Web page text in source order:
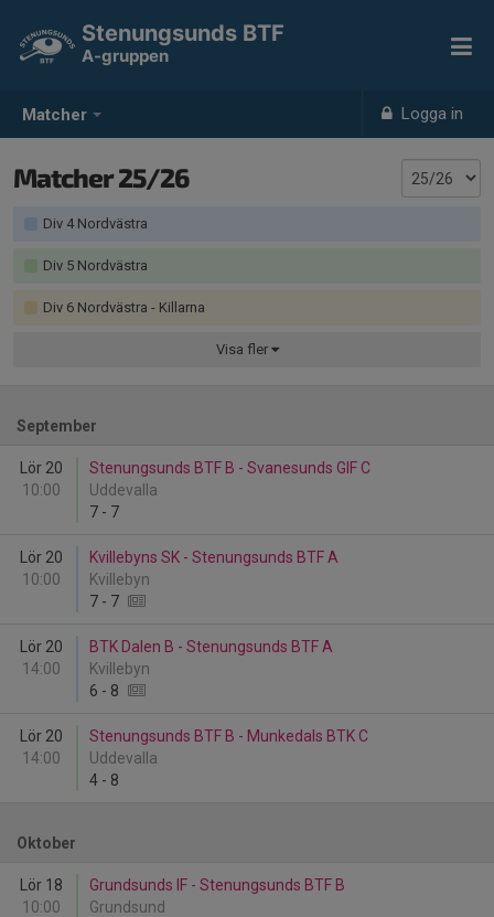
Matcher Logga in
Stenungsunds BTF
A-gruppen
Matcher 25/26
Div 4 Nordvästra
Div 5 Nordvästra
Div 6 Nordvästra - Killarna
Visa fler
September
Lör 20
10:00
Stenungsunds BTF B - Svanesunds GIF C
Uddevalla
7 - 7
Lör 20
10:00
Kvillebyns SK - Stenungsunds BTF A
Kvillebyn
7 - 7
Lör 20
14:00
BTK Dalen B - Stenungsunds BTF A
Kvillebyn
6 - 8
Lör 20
14:00
Stenungsunds BTF B - Munkedals BTK C
Uddevalla
4 - 8
Oktober
Lör 18
10:00
Grundsunds IF - Stenungsunds BTF B
Grundsund